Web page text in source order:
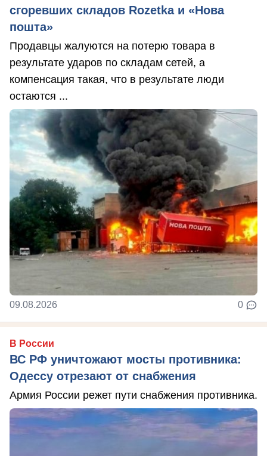
сгоревших складов Rozetka и «Нова
пошта»
Продавцы жалуются на потерю товара в
результате ударов по складам сетей, а
компенсация такая, что в результате люди
остаются ...
09.08.2026 0
В России
ВС РФ уничтожают мосты противника:
Одессу отрезают от снабжения
Армия России режет пути снабжения противника.